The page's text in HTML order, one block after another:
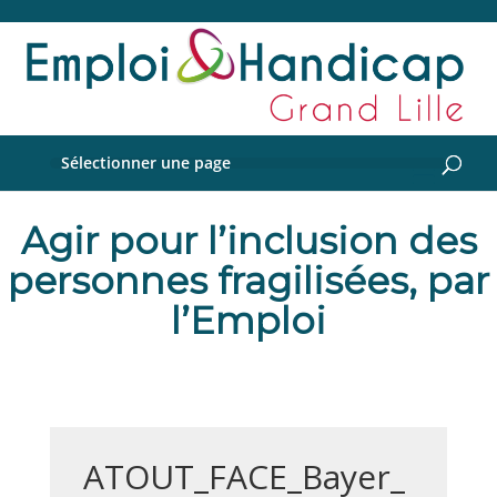
Sélectionner une page
Agir pour l’inclusion des
personnes fragilisées, par
l’Emploi
ATOUT_FACE_Bayer_